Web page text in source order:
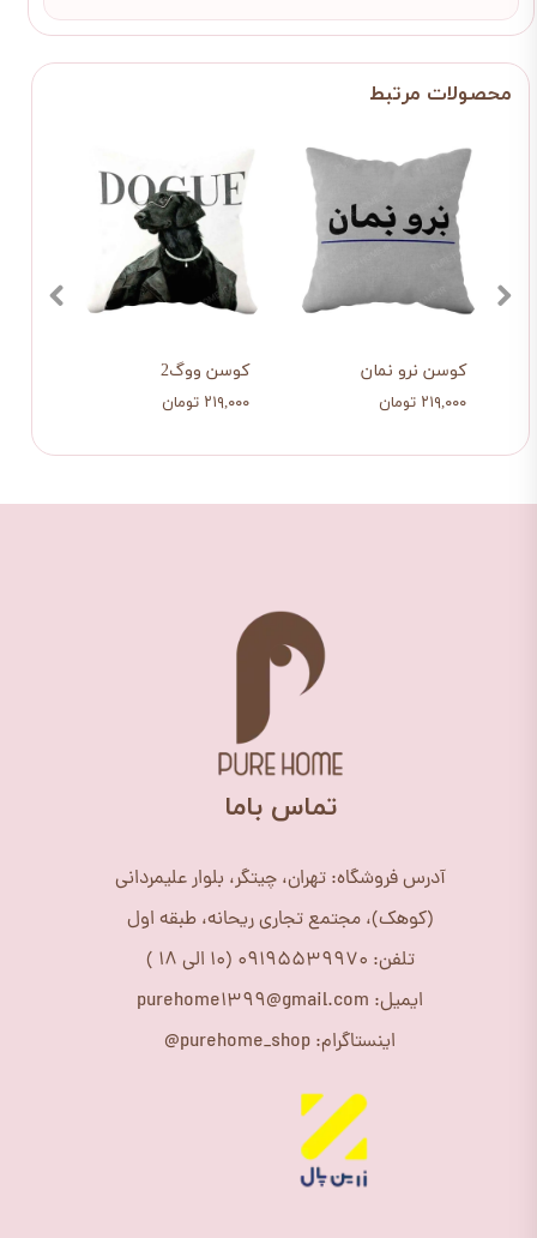
کوسن ووگ2
۲۱۹,۰۰۰ تومان
کوسن نرو نمان
۲۱۹,۰۰۰ تومان
​تماس باما
آدرس فروشگاه: تهران، چیتگر، بلوار علیمردانی
(کوهک)، مجتمع تجاری ریحانه، طبقه اول
تلفن: 09195539970 (10 الی 18 )
ایمیل: purehome1399@gmail.com
اینستاگرام: purehome_shop@